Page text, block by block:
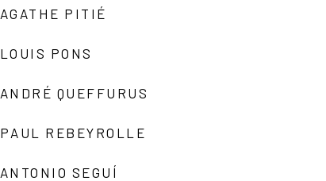
AGATHE PITIÉ
LOUIS PONS
ANDRÉ QUEFFURUS
PAUL REBEYROLLE
ANTONIO SEGUÍ